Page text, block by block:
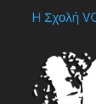
H Σχολή